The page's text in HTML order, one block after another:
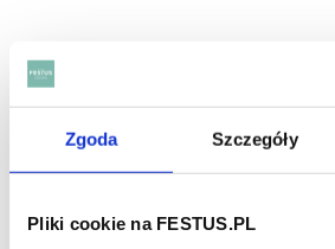
Zgoda Szczegóły
Pliki cookie na FESTUS.PL
SZUKAJ W SŁOWNIKU
HASŁA ALFABETYCZNIE:
WYBIERZ LITERĘ ALFABETU PONIŻEJ: